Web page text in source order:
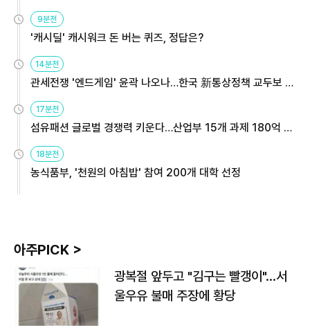
9분전
'캐시딜' 캐시워크 돈 버는 퀴즈, 정답은?
14분전
관세전쟁 '엔드게임' 윤곽 나오나…한국 新통상정책 교두보 활
용해야
17분전
섬유패션 글로벌 경쟁력 키운다…산업부 15개 과제 180억 지
원
18분전
농식품부, '천원의 아침밥' 참여 200개 대학 선정
아주PICK >
광복절 앞두고 "김구는 빨갱이"…서
울우유 불매 주장에 황당